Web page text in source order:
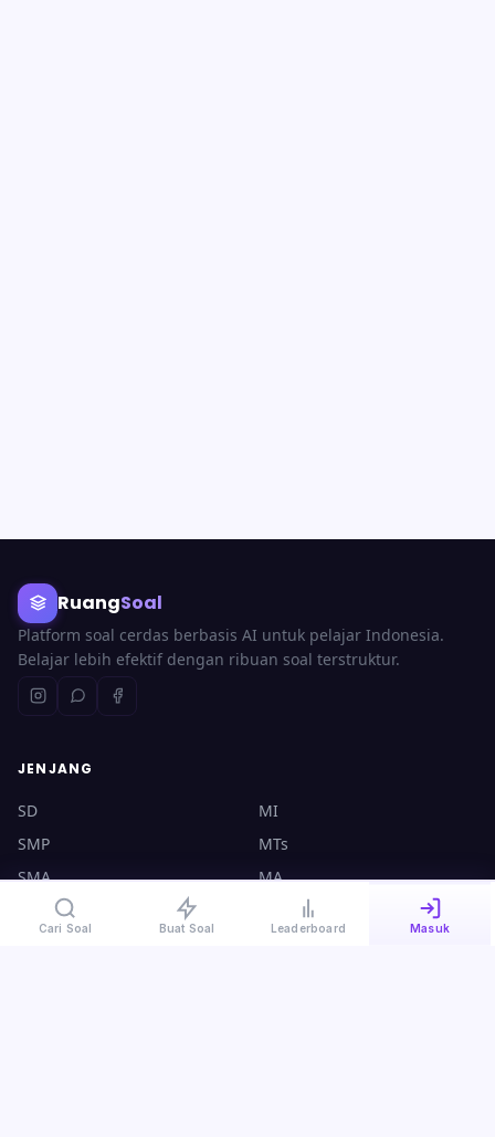
RuangSoal
Platform soal cerdas berbasis AI untuk pelajar Indonesia.
Belajar lebih efektif dengan ribuan soal terstruktur.
JENJANG
SD
MI
SMP
MTs
SMA
MA
UTBK
Cari Soal Buat Soal Leaderboard Masuk